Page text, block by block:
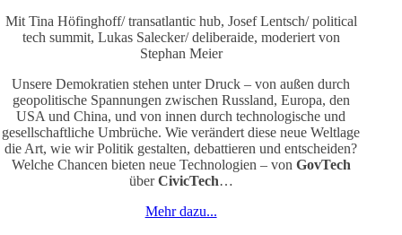
Mit Tina Höfinghoff/ transatlantic hub, Josef Lentsch/ political
tech summit, Lukas Salecker/ deliberaide, moderiert von
Stephan Meier
Unsere Demokratien stehen unter Druck – von außen durch
geopolitische Spannungen zwischen Russland, Europa, den
USA und China, und von innen durch technologische und
gesellschaftliche Umbrüche. Wie verändert diese neue Weltlage
die Art, wie wir Politik gestalten, debattieren und entscheiden?
Welche Chancen bieten neue Technologien – von GovTech
überCivicTech…
Mehr dazu...